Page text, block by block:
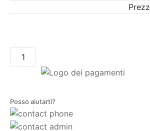
Posso aiutarti?